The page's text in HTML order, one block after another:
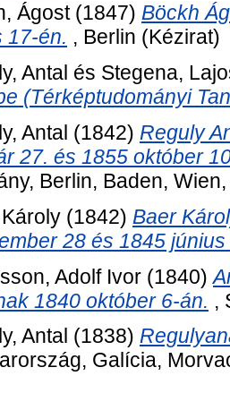
Ágost(1847) Böckh
17-én. , Berlin (Kézirat)
Antal és Stegena,
(Térképtudományi
Antal (1842) Reguly
27. és 1855 október
Berlin, Baden,
(1842) Baer
28 és 1845
Adolf Ivor (1840)
1840 október 6-án. ,
Antal (1838)
Galícia,